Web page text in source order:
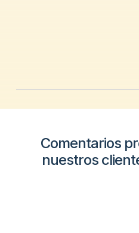
Comentarios
nuestros